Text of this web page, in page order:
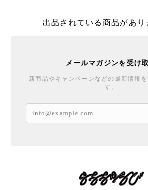
出品されている商品があり
メールマガジンを受け
新商品やキャンペーンなどの最新情報
す。